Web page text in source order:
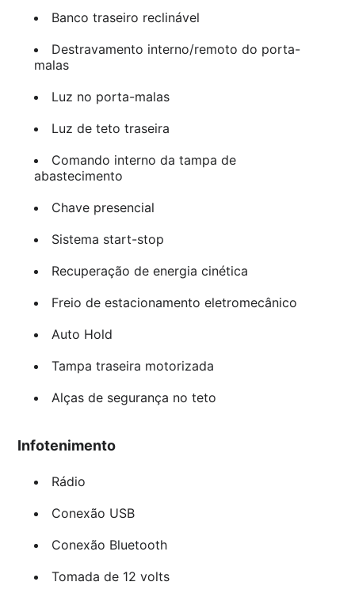
Banco traseiro reclinável
Destravamento interno/remoto do porta-
malas
Luz no porta-malas
Luz de teto traseira
Comando interno da tampa de
abastecimento
Chave presencial
Sistema start-stop
Recuperação de energia cinética
Freio de estacionamento eletromecânico
Auto Hold
Tampa traseira motorizada
Alças de segurança no teto
Infotenimento
Rádio
Conexão USB
Conexão Bluetooth
Tomada de 12 volts